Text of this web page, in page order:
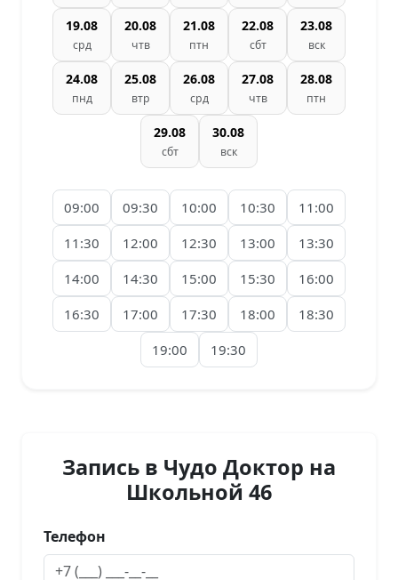
19.08
срд
20.08
чтв
21.08
птн
22.08
сбт
23.08
вск
24.08
пнд
25.08
втр
26.08
срд
27.08
чтв
28.08
птн
29.08
сбт
30.08
вск
09:00 09:30 10:00 10:30
11:00
11:30
12:00 12:30 13:00
13:30
14:00
14:30 15:00 15:30
16:00
16:30
17:00 17:30 18:00
18:30
19:00
19:30
Запись в Чудо Доктор на
Школьной 46
Телефон